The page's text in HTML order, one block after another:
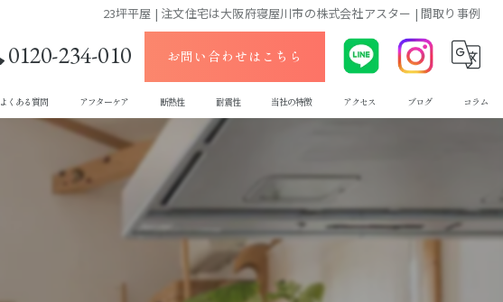
23坪平屋 | 注文住宅は大阪府寝屋川市の株式会社アスター | 間取り事例
0120-234-010 お問い合わせはこちら
よくある質問 アフターケア 断熱性 耐震性 当社の特徴
メンテナンス
エクステリア
アクセス ブログ コラム